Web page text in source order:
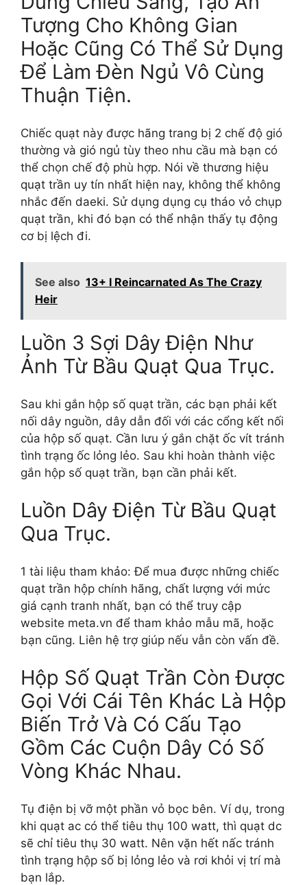
Tượng Cho Không Gian
Hoặc Cũng Có Thể Sử Dụng
Để Làm Đèn Ngủ Vô Cùng
Thuận Tiện.
Chiếc quạt này được hãng trang bị 2 chế độ gió
thường và gió ngủ tùy theo nhu cầu mà bạn có
thể chọn chế độ phù hợp. Nói về thương hiệu
quạt trần uy tín nhất hiện nay, không thể không
nhắc đến daeki. Sử dụng dụng cụ tháo vỏ chụp
quạt trần, khi đó bạn có thể nhận thấy tụ động
cơ bị lệch đi.
See also 13+ I Reincarnated As The Crazy
Heir
Luồn 3 Sợi Dây Điện Như
Ảnh Từ Bầu Quạt Qua Trục.
Sau khi gắn hộp số quạt trần, các bạn phải kết
nối dây nguồn, dây dẫn đối với các cổng kết nối
của hộp số quạt. Cần lưu ý gắn chặt ốc vít tránh
tình trạng ốc lỏng lẻo. Sau khi hoàn thành việc
gắn hộp số quạt trần, bạn cần phải kết.
Luồn Dây Điện Từ Bầu Quạt
Qua Trục.
1 tài liệu tham khảo: Để mua được những chiếc
quạt trần hộp chính hãng, chất lượng với mức
giá cạnh tranh nhất, bạn có thể truy cập
website meta.vn để tham khảo mẫu mã, hoặc
bạn cũng. Liên hệ trợ giúp nếu vẫn còn vấn đề.
Hộp Số Quạt Trần Còn Được
Gọi Với Cái Tên Khác Là Hộp
Biến Trở Và Có Cấu Tạo
Gồm Các Cuộn Dây Có Số
Vòng Khác Nhau.
Tụ điện bị vỡ một phần vỏ bọc bên. Ví dụ, trong
khi quạt ac có thể tiêu thụ 100 watt, thì quạt dc
sẽ chỉ tiêu thụ 30 watt. Nên vặn hết nấc tránh
tình trạng hộp số bị lỏng lẻo và rơi khỏi vị trí mà
bạn lắp.